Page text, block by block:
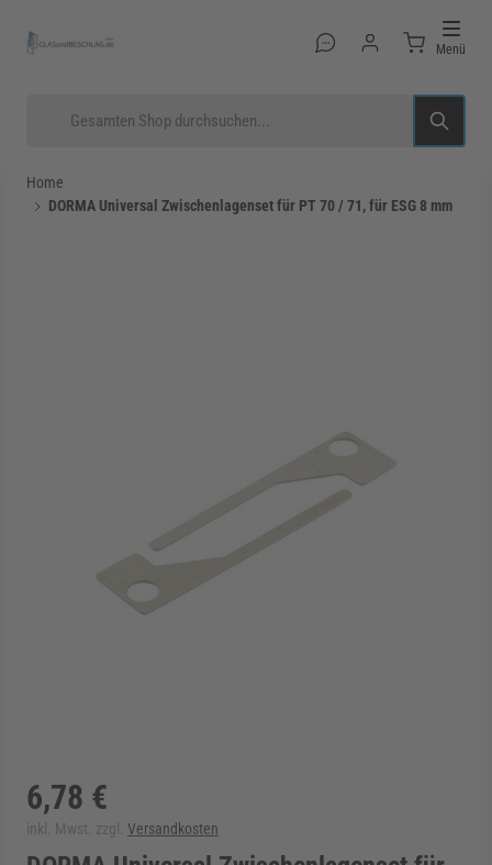
Menü
für Kategorie Beschläge anzeigen
für Kategorie Zargen anzeigen
für Kategorie Aussenverglasung
Home
DORMA Universal Zwischenlagenset für PT 70 / 71, für ESG 8 mm
6,78 €
inkl. Mwst. zzgl. Versandkosten